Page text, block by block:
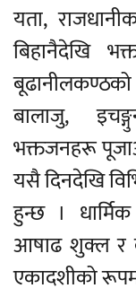
यता,
बिहानैदेखि
बालाजु,
भक्तजनहरू
यसै दिनदेखि
हुन्छ ।
आषाढ शुक्ल र
एकादशीको